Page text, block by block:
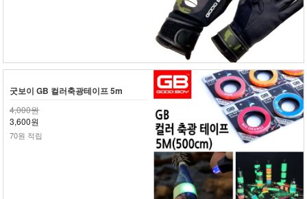
굿보이 GB 컬러축광테이프 5m
4,000원
3,600원
70원 적립